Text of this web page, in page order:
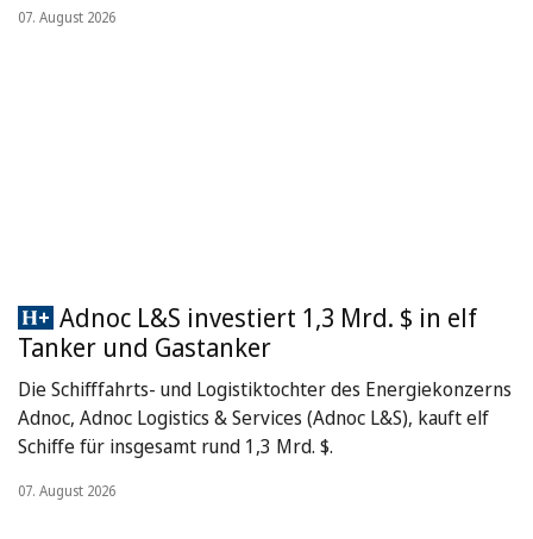
07. August 2026
Adnoc L&S investiert 1,3 Mrd. $ in elf
Tanker und Gastanker
Die Schifffahrts- und Logistiktochter des Energiekonzerns
Adnoc, Adnoc Logistics & Services (Adnoc L&S), kauft elf
Schiffe für insgesamt rund 1,3 Mrd. $.
07. August 2026